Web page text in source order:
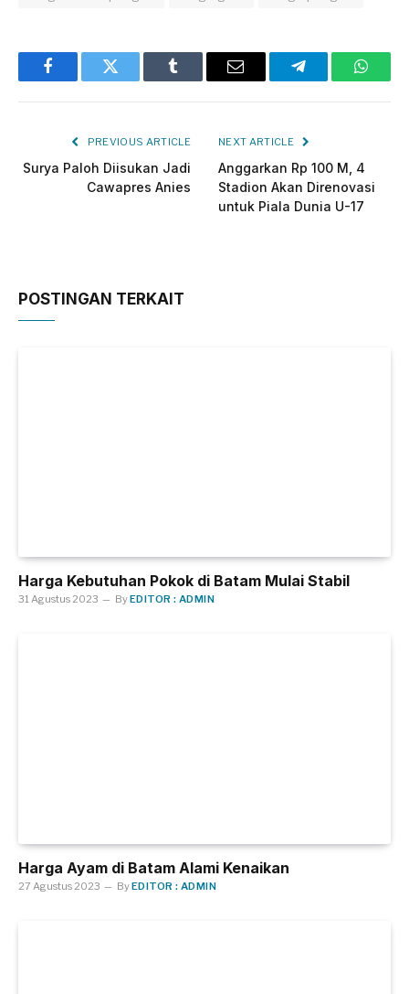
FacebookTwitter Tumblr Email Telegram
PREVIOUS ARTICLE
Surya Paloh Diisukan Jadi
Cawapres Anies
NEXT ARTICLE
Anggarkan Rp 100 M, 4
Stadion Akan Direnovasi
untuk Piala Dunia U-17
POSTINGAN TERKAIT
Harga Kebutuhan Pokok di Batam Mulai Stabil
31 Agustus 2023 ByEDITOR : ADMIN
Harga Ayam di Batam Alami Kenaikan
27 Agustus 2023 ByEDITOR : ADMIN